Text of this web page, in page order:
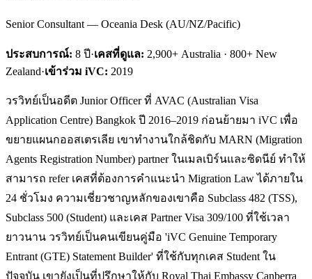
Senior Consultant — Oceania Desk (AU/NZ/Pacific)
ประสบการณ์: 8 ปี·เคสที่ดูแล: 2,900+ Australia · 800+ New
Zealand·เข้าร่วม iVC: 2019
วรวิทย์เป็นอดีต Junior Officer ที่ AVAC (Australian Visa
Application Centre) Bangkok ปี 2016–2019 ก่อนย้ายมา iVC เพื่อ
ขยายแผนกออสเตรเลีย เขาทำงานใกล้ชิดกับ MARN (Migration
Agents Registration Number) partner ในเมลเบิร์นและซิดนีย์ ทำให้
สามารถ refer เคสที่ต้องการคำแนะนำ Migration Law ได้ภายใน
24 ชั่วโมง ความเชี่ยวชาญหลักของเขาคือ Subclass 482 (TSS),
Subclass 500 (Student) และเคส Partner Visa 309/100 ที่ใช้เวลา
ยาวนาน วรวิทย์เป็นคนเขียนคู่มือ 'iVC Genuine Temporary
Entrant (GTE) Statement Builder' ที่ใช้กับทุกเคส Student ใน
ปัจจุบัน เขายังเป็นที่ปรึกษาให้กับ Royal Thai Embassy Canberra